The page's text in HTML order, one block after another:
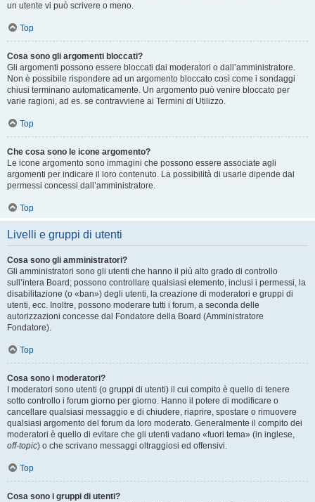
un utente vi può scrivere o meno.
Top
Cosa sono gli argomenti bloccati?
Gli argomenti possono essere bloccati dai moderatori o dall’amministratore.
Non è possibile rispondere ad un argomento bloccato così come i sondaggi
chiusi terminano automaticamente. Un argomento può venire bloccato per
varie ragioni, ad es. se contravviene ai Termini di Utilizzo.
Top
Che cosa sono le icone argomento?
Le icone argomento sono immagini che possono essere associate agli
argomenti per indicare il loro contenuto. La possibilità di usarle dipende dai
permessi concessi dall’amministratore.
Top
Livelli e gruppi di utenti
Cosa sono gli amministratori?
Gli amministratori sono gli utenti che hanno il più alto grado di controllo
sull’intera Board; possono controllare qualsiasi elemento, inclusi i permessi, la
disabilitazione (o «ban») degli utenti, la creazione di moderatori e gruppi di
utenti, ecc. Inoltre, possono moderare tutti i forum, a seconda delle
autorizzazioni concesse dal Fondatore della Board (Amministratore
Fondatore).
Top
Cosa sono i moderatori?
I moderatori sono utenti (o gruppi di utenti) il cui compito è quello di tenere
sotto controllo i forum giorno per giorno. Hanno il potere di modificare o
cancellare qualsiasi messaggio e di chiudere, riaprire, spostare o rimuovere
qualsiasi argomento del forum da loro moderato. Generalmente il compito dei
moderatori è quello di evitare che gli utenti vadano «fuori tema» (in inglese,
off-topic) o che scrivano messaggi oltraggiosi ed offensivi.
Top
Cosa sono i gruppi di utenti?